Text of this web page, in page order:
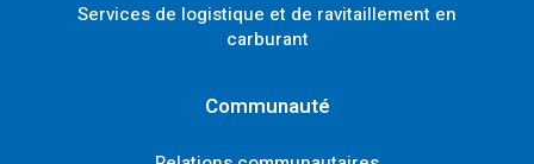
Services de logistique et de ravitaillement en
carburant
Communauté